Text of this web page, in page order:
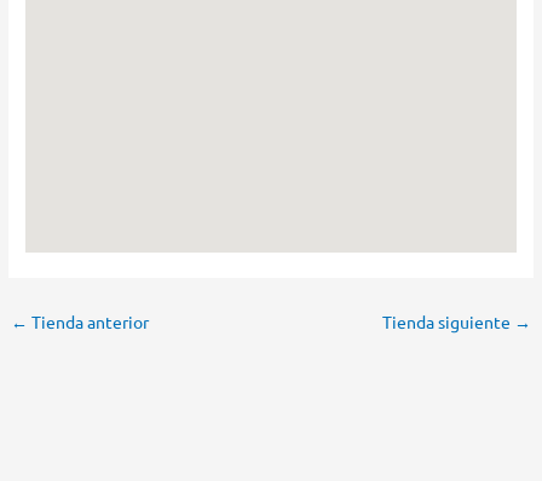
← Tienda anterior Tienda siguiente →